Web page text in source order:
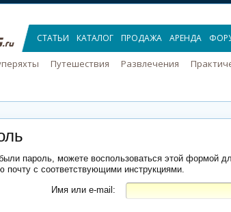
пароль, можете воспользоваться этой формой
почту с соответствующими инструкциями.
Имя или e-mail:
СТАТЬИ КАТАЛОГ ПРОДАЖА АРЕНДА
Путешествия Развлечения